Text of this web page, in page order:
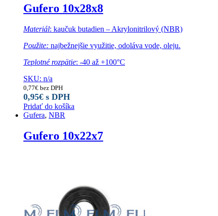
Gufero 10x28x8
Materiál: kaučuk butadien – Akrylonitrilový (NBR)
Použite: najbežnejšie využitie, odoláva vode, oleju.
Teplotné rozpätie: -40 až +100°C
SKU: n/a
0,77€ bez DPH
0,95€ s DPH
Pridať do košíka
Gufera, NBR
Gufero 10x22x7